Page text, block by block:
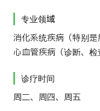
运营公司
个人信息保护政策
公司指南与政策
专业领域
消化系统疾病（特别是
心血管疾病（诊断、检
诊疗时间
周二、周四、周五